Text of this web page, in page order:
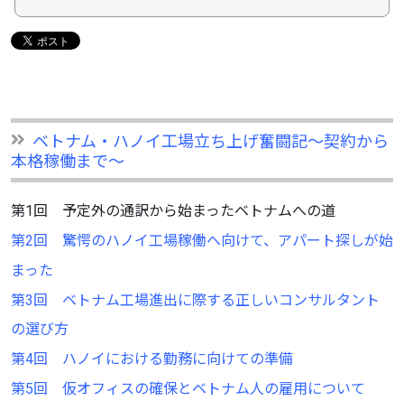
ベトナム・ハノイ工場立ち上げ奮闘記〜契約から
本格稼働まで〜
第1回 予定外の通訳から始まったベトナムへの道
第2回 驚愕のハノイ工場稼働へ向けて、アパート探しが始
まった
第3回 ベトナム工場進出に際する正しいコンサルタント
の選び方
第4回 ハノイにおける勤務に向けての準備
第5回 仮オフィスの確保とベトナム人の雇用について